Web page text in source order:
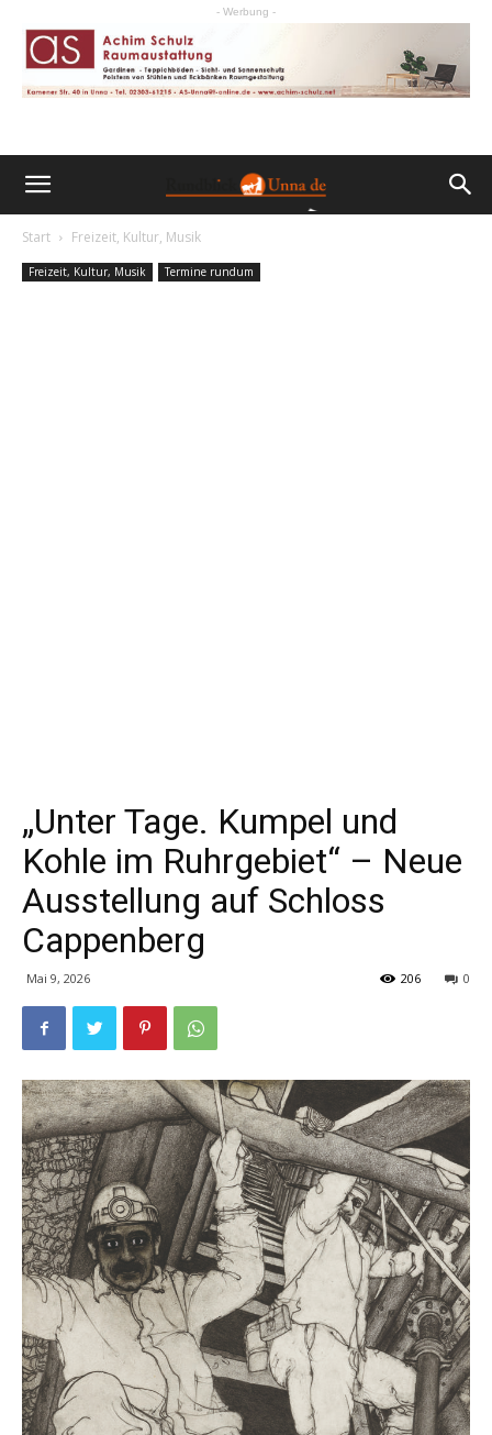
- Werbung -
Start Freizeit, Kultur, Musik
Freizeit, Kultur, Musik Termine rundum
„Unter Tage. Kumpel und
Kohle im Ruhrgebiet“ – Neue
Ausstellung auf Schloss
Cappenberg
Mai 9, 2026 0
206